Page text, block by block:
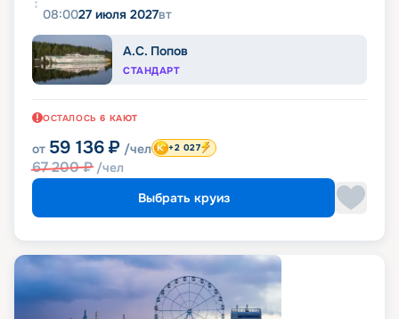
08:0027 июля 2027вт
А.С. Попов
СТАНДАРТ
ОСТАЛОСЬ 6 КАЮТ
от 59 136 ₽ /чел
67 200₽ /чел
+2 027
Выбрать круиз